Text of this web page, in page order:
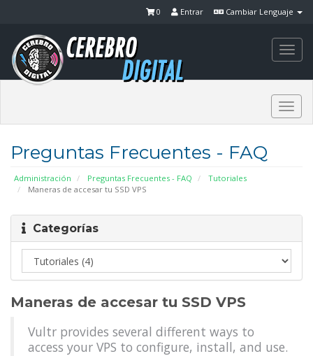
Cambiar Lenguaje
Entrar
0
Preguntas Frecuentes - FAQ
Administración Preguntas Frecuentes - FAQ
Tutoriales
Maneras de accesar tu SSD VPS
Categorías
Maneras de accesar tu SSD VPS
Vultr provides several different ways to
access your VPS to configure, install, and use.